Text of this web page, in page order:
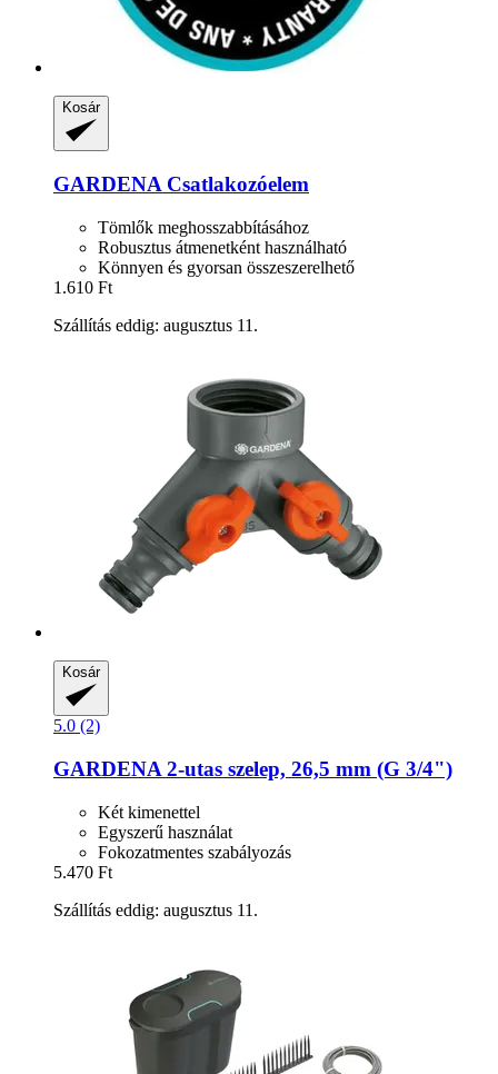
Kosár
GARDENA Csatlakozóelem
Tömlők meghosszabbításához
Robusztus átmenetként használható
Könnyen és gyorsan összeszerelhető
1.610 Ft
Szállítás eddig: augusztus 11.
Kosár
5.0 (2)
GARDENA 2-​utas szelep, 26,5 mm (G 3/4")
Két kimenettel
Egyszerű használat
Fokozatmentes szabályozás
5.470 Ft
Szállítás eddig: augusztus 11.